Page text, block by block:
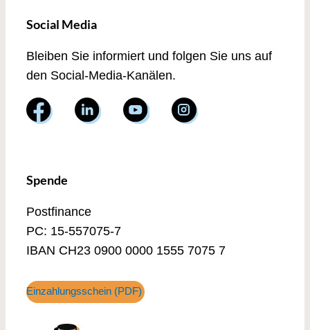
Social Media
Bleiben Sie informiert und folgen Sie uns auf
den Social-Media-Kanälen.
Spende
Postfinance
PC: 15-557075-7
IBAN CH23 0900 0000 1555 7075 7
Einzahlungsschein (PDF)